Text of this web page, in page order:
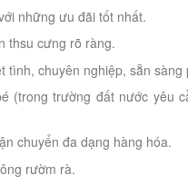
những ưu đãi tốt nhất.
thsu cưng rõ ràng.
tình, chuyên nghiệp, sẵn sàng
(trong trường đất nước yêu
chuyển đa dạng hàng hóa.
rườm rà.